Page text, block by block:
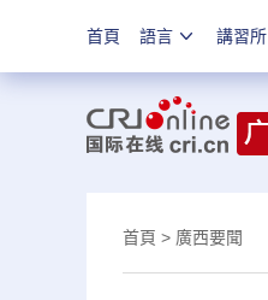
首頁 語言 講習所
首頁 > 廣西要聞